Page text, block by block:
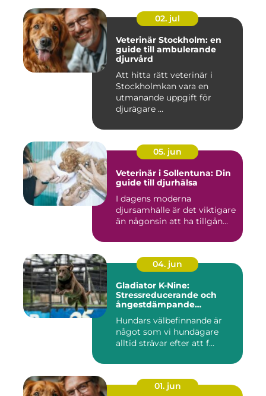
02. jul
Veterinär Stockholm: en
guide till ambulerande
djurvård
Att hitta rätt veterinär i
Stockholmkan vara en
utmanande uppgift för
djurägare ...
05. jun
Veterinär i Sollentuna: Din
guide till djurhälsa
I dagens moderna
djursamhälle är det viktigare
än någonsin att ha tillgån...
04. jun
Gladiator K-Nine:
Stressreducerande och
ångestdämpande
Hundars välbefinnande är
något som vi hundägare
alltid strävar efter att f...
01. jun